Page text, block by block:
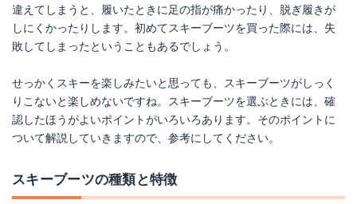
違えてしまうと、履いたときに足の指が痛かったり、脱ぎ履きが
しにくかったりします。初めてスキーブーツを買った際には、失
敗してしまったということもあるでしょう。
せっかくスキーを楽しみたいと思っても、スキーブーツがしっく
りこないと楽しめないですね。スキーブーツを選ぶときには、確
認したほうがよいポイントがいろいろあります。そのポイントに
ついて解説していきますので、参考にしてください。
スキーブーツの種類と特徴